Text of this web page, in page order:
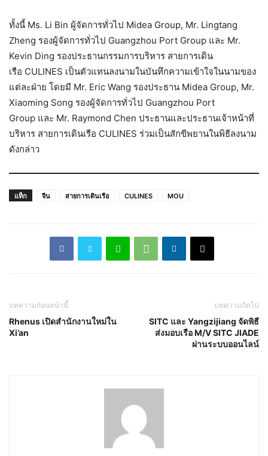
ทั้งนี้ Ms. Li Bin ผู้จัดการทั่วไป Midea Group, Mr. Lingtang
Zheng รองผู้จัดการทั่วไป Guangzhou Port Group และ Mr.
Kevin Ding รองประธานกรรมการบริหาร สายการเดิน
เรือ CULINES เป็นตัวแทนลงนามในบันทึกความเข้าใจในนามของ
แต่ละฝ่าย โดยมี Mr. Eric Wang รองประธาน Midea Group, Mr.
Xiaoming Song รองผู้จัดการทั่วไป Guangzhou Port
Group และ Mr. Raymond Chen ประธานและประธานเจ้าหน้าที่
บริหาร สายการเดินเรือ CULINES ร่วมเป็นสักขีพยานในพิธีลงนาม
ดังกล่าว
แท็ก จีน สายการเดินเรือ CULINES MOU
บทความก่อนหน้านี้
Rhenus เปิดสำนักงานใหม่ใน
Xi’an
บทความถัดไป
SITC และ Yangzijiang จัดพิธี
ส่งมอบเรือ M/V SITC JIADE
ผ่านระบบออนไลน์